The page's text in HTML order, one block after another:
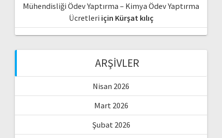
Mühendisliği Ödev Yaptırma – Kimya Ödev Yaptırma
Ücretleri için Kürşat kılıç
ARŞIVLER
Nisan 2026
Mart 2026
Şubat 2026